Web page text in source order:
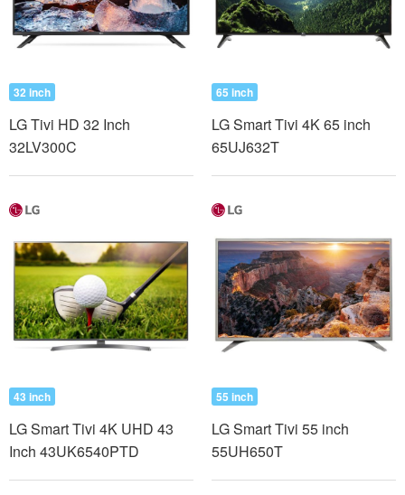
32 inch
LG Tivi HD 32 Inch
32LV300C
65 inch
LG Smart Tivi 4K 65 inch
65UJ632T
43 inch
LG Smart Tivi 4K UHD 43
Inch 43UK6540PTD
55 inch
LG Smart Tivi 55 inch
55UH650T